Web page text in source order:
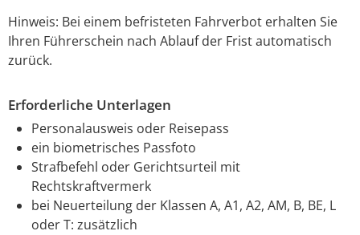
Hinweis: Bei einem befristeten Fahrverbot erhalten Sie
Ihren Führerschein nach Ablauf der Frist automatisch
zurück.
Erforderliche Unterlagen
Personalausweis oder Reisepass
ein biometrisches Passfoto
Strafbefehl oder Gerichtsurteil mit
Rechtskraftvermerk
bei Neuerteilung der Klassen A, A1, A2, AM, B, BE, L
oder T: zusätzlich